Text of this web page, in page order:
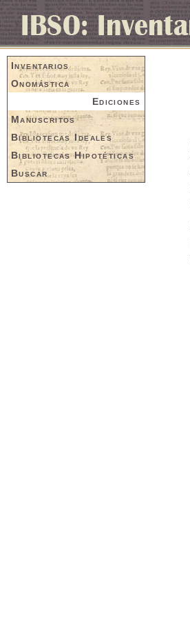
Inventarios
Onomástica
Ediciones
Manuscritos
Bibliotecas Ideales
Bibliotecas Hipotéticas
Buscar